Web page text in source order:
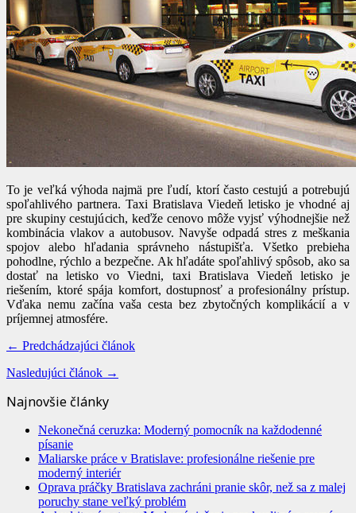
To je veľká výhoda najmä pre ľudí, ktorí často cestujú a potrebujú
spoľahlivého partnera. Taxi Bratislava Viedeň letisko je vhodné aj
pre skupiny cestujúcich, keďže cenovo môže vyjsť výhodnejšie než
kombinácia vlakov a autobusov. Navyše odpadá stres z meškania
spojov alebo hľadania správneho nástupišťa. Všetko prebieha
pohodlne, rýchlo a bezpečne. Ak hľadáte spoľahlivý spôsob, ako sa
dostať na letisko vo Viedni, taxi Bratislava Viedeň letisko je
riešením, ktoré spája komfort, dostupnosť a profesionálny prístup.
Vďaka nemu začína vaša cesta bez zbytočných komplikácií a v
príjemnej atmosfére.
← Predchádzajúci článok
Nasledujúci článok →
Najnovšie články
Nekonečná ceruzka: Moderný pomocník na každodenné
písanie
Maliarske práce v Bratislave: profesionálne riešenie pre
moderný interiér
Oprava práčky Bratislava zachráni pranie skôr, než sa z malej
poruchy stane veľký problém